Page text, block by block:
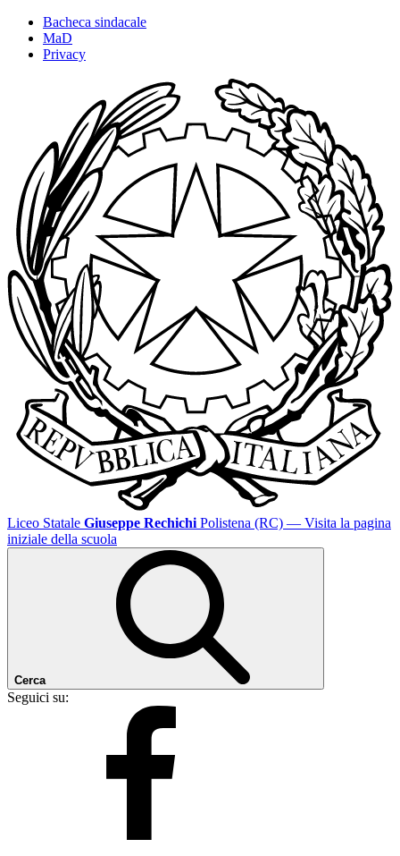
Bacheca sindacale
MaD
Privacy
Liceo Statale Giuseppe Rechichi Polistena (RC) — Visita la pagina
iniziale della scuola
Cerca
Seguici su: